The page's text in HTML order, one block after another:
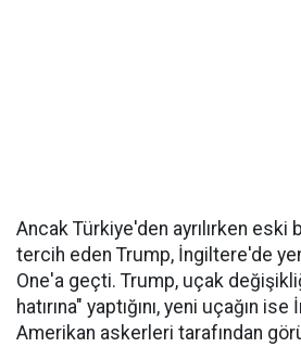
Ancak Türkiye'den ayrılırken eski
tercih eden Trump, İngiltere'de
One'a geçti. Trump, uçak
hatırına" yaptığını, yeni uçağın
Amerikan askerleri tarafından